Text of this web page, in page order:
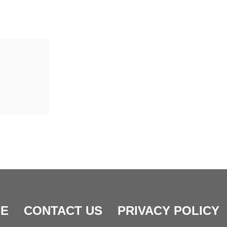
CONTACT US PRIVACY POLICY